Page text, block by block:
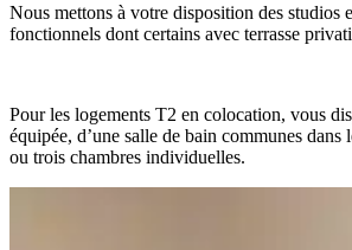
Nous mettons à votre disposition des studios
fonctionnels dont certains avec terrasse
Pour les logements T2 en colocation, vous
équipée, d’une salle de bain communes dans
ou trois chambres individuelles.